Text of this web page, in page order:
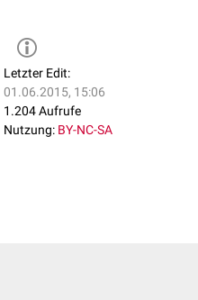
Letzter Edit:
01.06.2015, 15:06
1.204 Aufrufe
Nutzung: BY-NC-SA